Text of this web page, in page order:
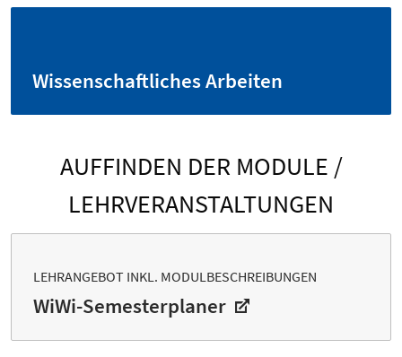
Wissenschaftliches Arbeiten
AUFFINDEN DER MODULE /
LEHRVERANSTALTUNGEN
LEHRANGEBOT INKL. MODULBESCHREIBUNGEN
WiWi-Semesterplaner